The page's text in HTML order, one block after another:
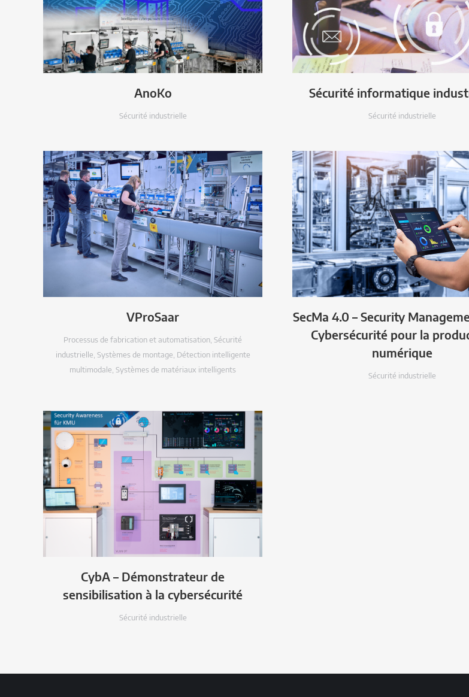
AnoKo
Sécurité industrielle
Sécurité informatique
Sécurité industrielle
VProSaar
Processus de fabrication et automatisation, Sécurité
industrielle, Systèmes de montage, Détection intelligente
multimodale, Systèmes de matériaux intelligents
SecMa 4.0 – Security
Cybersécurité pour la
numérique
Sécurité industrielle
CybA – Démonstrateur de
sensibilisation à la cybersécurité
Sécurité industrielle